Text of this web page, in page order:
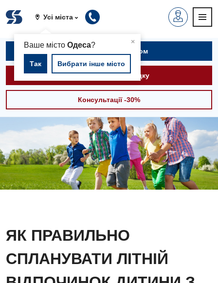
Усі міста
×
Ваше містоОдеса?
Так Вибрати інше місто
Записатися на прийом
Викликати швидку
Консультації -30%
ЯК ПРАВИЛЬНО
СПЛАНУВАТИ ЛІТНІЙ